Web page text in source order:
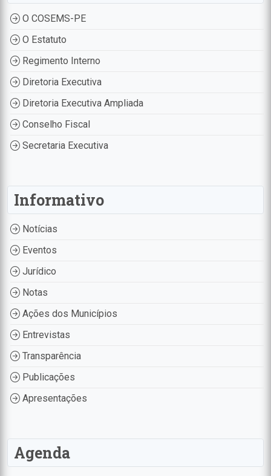
O COSEMS-PE
O Estatuto
Regimento Interno
Diretoria Executiva
Diretoria Executiva Ampliada
Conselho Fiscal
Secretaria Executiva
Informativo
Notícias
Eventos
Jurídico
Notas
Ações dos Municípios
Entrevistas
Transparência
Publicações
Apresentações
Agenda